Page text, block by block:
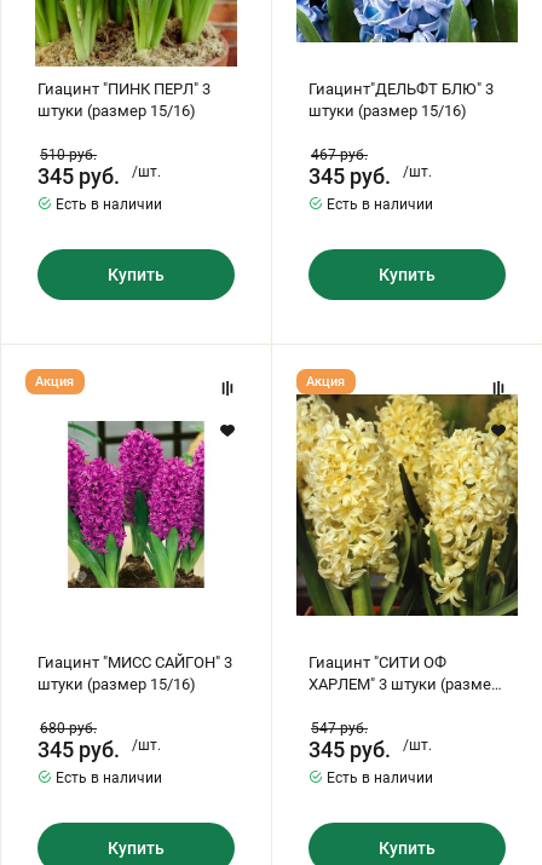
Гиацинт "ПИНК ПЕРЛ" 3
штуки (размер 15/16)
510руб.
345 руб.
/шт.
Есть в наличии
Купить
Гиацинт"ДЕЛЬФТ БЛЮ" 3
штуки (размер 15/16)
467руб.
345 руб.
/шт.
Есть в наличии
Купить
Гиацинт
"МИСС
(размер
15/16)
Гиацинт "МИСС САЙГОН" 3
штуки (размер 15/16)
Акция
680руб.
345 руб.
/шт.
Есть в наличии
Купить
Гиацинт
"СИТИ
ОФ
ХАРЛЕМ"
3
штуки
(размер
15/16)
Гиацинт "СИТИ ОФ
ХАРЛЕМ" 3 штуки (размер
Акция
547руб.
345 руб.
/шт.
Есть в наличии
Купить